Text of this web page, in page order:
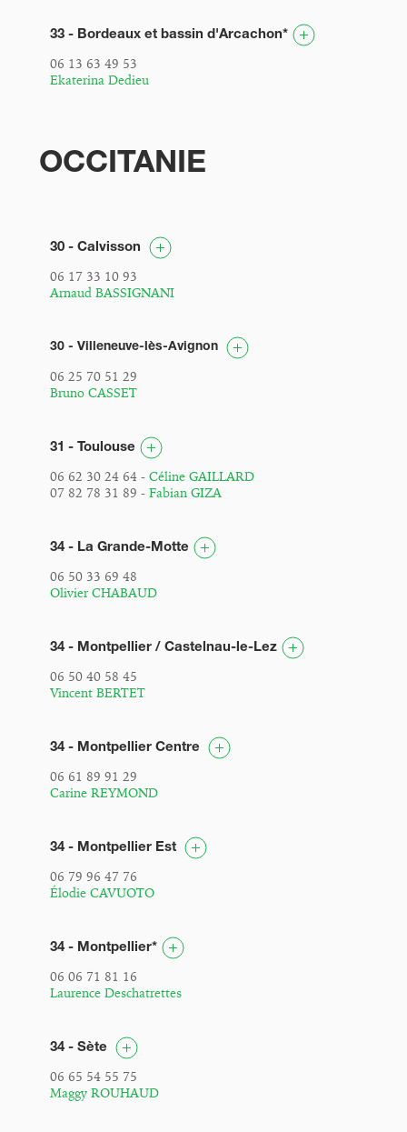
33 - Bordeaux et bassin d'Arcachon*
06 13 63 49 53
Ekaterina Dedieu
OCCITANIE
30 - Calvisson
06 17 33 10 93
Arnaud BASSIGNANI
30 - Villeneuve-lès-Avignon
06 25 70 51 29
Bruno CASSET
31 - Toulouse
06 62 30 24 64 - Céline GAILLARD
07 82 78 31 89 - Fabian GIZA
34 - La Grande-Motte
06 50 33 69 48
Olivier CHABAUD
34 - Montpellier / Castelnau-le-Lez
06 50 40 58 45
Vincent BERTET
34 - Montpellier Centre
06 61 89 91 29
Carine REYMOND
34 - Montpellier Est
06 79 96 47 76
Élodie CAVUOTO
34 - Montpellier*
06 06 71 81 16
Laurence Deschatrettes
34 - Sète
06 65 54 55 75
Maggy ROUHAUD